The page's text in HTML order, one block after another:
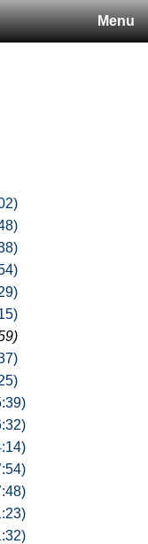
Menu